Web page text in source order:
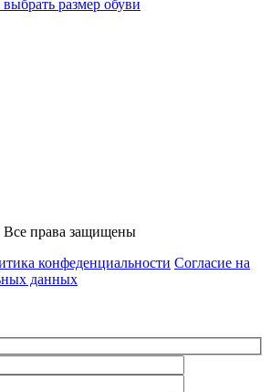
размер обуви
права защищены
конфеденциальности Согласие на
данных